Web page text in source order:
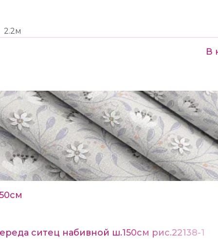
2.2м
В
ситец набивной ш.150см рис.22138-1